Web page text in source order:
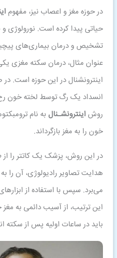
در حوزه مغز و اعصاب نیز، مفهوم
حیاتی پیدا کرده است. نورولوژی و
تشخیص و درمان بیماری‌های
عنوان مثال، درمان سکته مغزی
اینترونشنال در این حوزه است.
انسداد یک رگ توسط لخته خون
روشاینترونشـنال به نام
خون را به مغز بازگرداند.
در این روش، پزشک یک کاتتر را از
هدایت تصاویر رادیولوژی، آن
می‌برد. سپس با استفاده از
این ترتیب، از آسیب دائمی به
باید در ساعات اولیه پس از سکته